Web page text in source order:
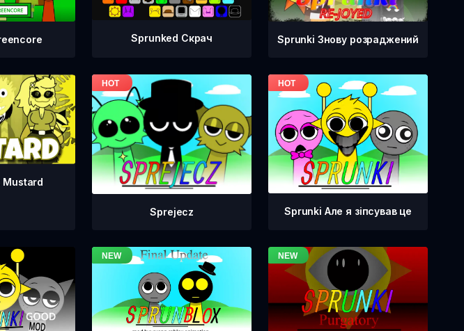
Sprunked Скрач Sprunki Знову розраджений
Mustard
Sprejecz Sprunki Але я зіпсував це